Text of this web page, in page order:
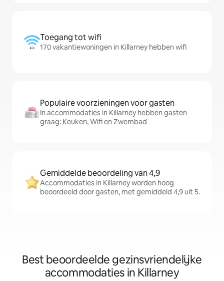
Toegang tot wifi
170 vakantiewoningen in Killarney hebben wifi
Populaire voorzieningen voor gasten
In accommodaties in Killarney hebben gasten
graag: Keuken, Wifi en Zwembad
Gemiddelde beoordeling van 4,9
Accommodaties in Killarney worden hoog
beoordeeld door gasten, met gemiddeld 4,9 uit 5.
Best beoordeelde gezinsvriendelijke
accommodaties in Killarney